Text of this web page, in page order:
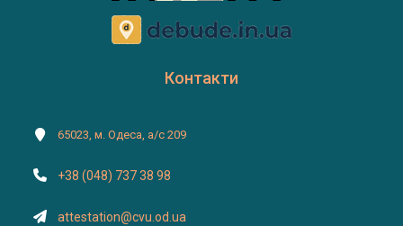
Контакти
65023, м. Одеса, а/с 209
+38 (048) 737 38 98
attestation@cvu.od.ua